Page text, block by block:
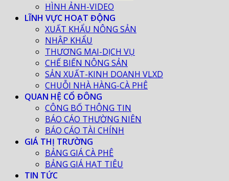
HÌNH ẢNH-VIDEO
LĨNH VỰC HOẠT ĐỘNG
XUẤT KHẨU NÔNG SẢN
NHẬP KHẨU
THƯƠNG MẠI-DỊCH VỤ
CHẾ BIẾN NÔNG SẢN
SẢN XUẤT-KINH DOANH VLXD
CHUỖI NHÀ HÀNG-CÀ PHÊ
QUAN HỆ CỔ ĐÔNG
CÔNG BỐ THÔNG TIN
BÁO CÁO THƯỜNG NIÊN
BÁO CÁO TÀI CHÍNH
GIÁ THỊ TRƯỜNG
BẢNG GIÁ CÀ PHÊ
BẢNG GIÁ HẠT TIÊU
TIN TỨC